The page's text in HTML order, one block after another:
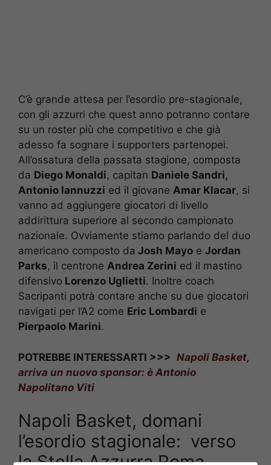
C’è grande attesa per l’esordio pre-stagionale,
con gli azzurri che quest anno potranno contare
su un roster più che competitivo e che già
adesso fa sognare i supporters partenopei.
All’ossatura della passata stagione, composta
da Diego Monaldi, capitan Daniele Sandri,
Antonio Iannuzzi ed il giovane Amar Klacar, si
vanno ad aggiungere giocatori di livello
addirittura superiore al secondo campionato
nazionale. Ovviamente stiamo parlando del duo
americano composto da Josh Mayo e Jordan
Parks, il centrone Andrea Zerini ed il mastino
difensivo Lorenzo Uglietti. Inoltre coach
Sacripanti potrà contare anche su due giocatori
navigati per l’A2 come Eric Lombardi e
Pierpaolo Marini.
POTREBBE INTERESSARTI >>> Napoli Basket,
arriva un nuovo sponsor: è Antonio
Napolitano Viti
Napoli Basket, domani
l’esordio stagionale: verso